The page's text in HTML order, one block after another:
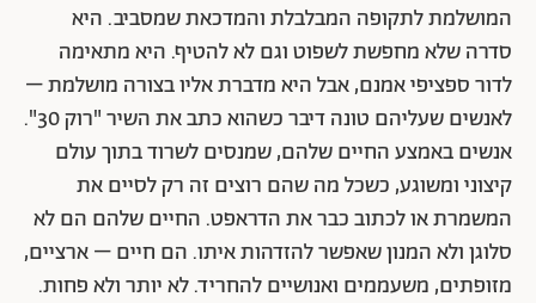
המושלמת לתקופה המבלבלת והמדכאת שמסביב. היא
סדרה שלא מחפשת לשפוט וגם לא להטיף. היא מתאימה
לדור ספציפי אמנם, אבל היא מדברת אליו בצורה מושלמת –
לאנשים שעליהם טונה דיבר כשהוא כתב את השיר "רוק 30".
אנשים באמצע החיים שלהם, שמנסים לשרוד בתוך עולם
קיצוני ומשוגע, כשכל מה שהם רוצים זה רק לסיים את
המשמרת או לכתוב כבר את הדראפט. החיים שלהם הם לא
סלוגן ולא המנון שאפשר להזדהות איתו. הם חיים – ארציים,
מזופתים, משעממים ואנושיים להחריד. לא יותר ולא פחות.